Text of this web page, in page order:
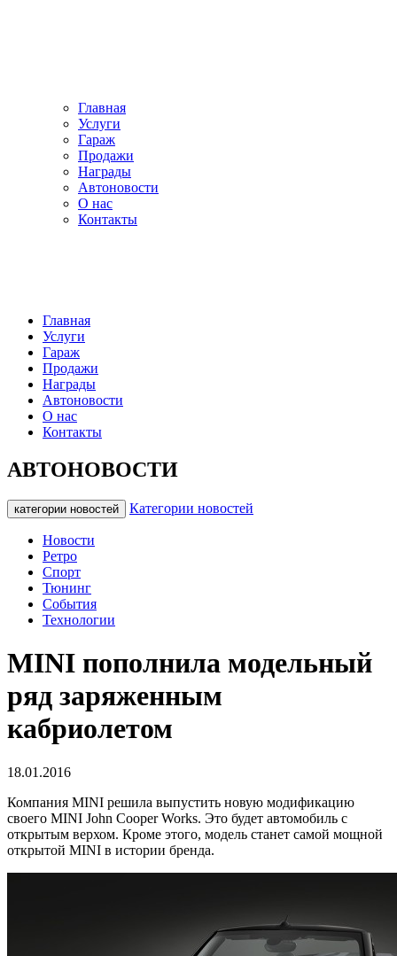
Главная
Услуги
Гараж
Продажи
Награды
Автоновости
О нас
Контакты
Главная
Услуги
Гараж
Продажи
Награды
Автоновости
О нас
Контакты
АВТОНОВОСТИ
категории новостей Категории новостей
Новости
Ретро
Спорт
Тюнинг
События
Технологии
MINI пополнила модельный
ряд заряженным
кабриолетом
18.01.2016
Компания MINI решила выпустить новую модификацию
своего MINI John Cooper Works. Это будет автомобиль с
открытым верхом. Кроме этого, модель станет самой мощной
открытой MINI в истории бренда.